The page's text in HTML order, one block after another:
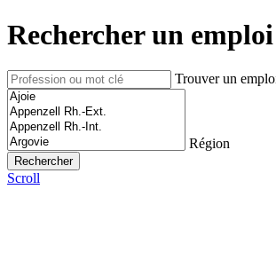
Rechercher un emploi
Trouver un
Région
Scroll